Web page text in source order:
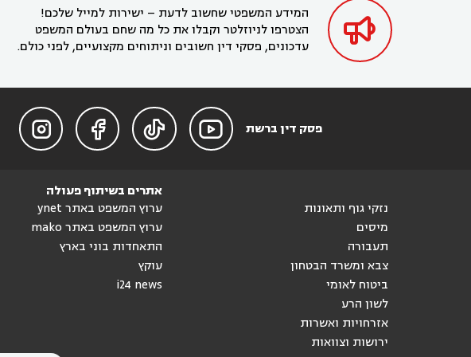

המידע המשפטי שחשוב לדעת – ישירות למייל שלכם!
הצטרפו לניוזלטר וקבלו את כל מה שחם בעולם המשפט
עדכונים, פסקי דין חשובים וניתוחים מקצועיים, לפני כולם.
פסק דין ברשת 



נזקי גוף ותאונות
מיסים
תעבורה
צבא ומשרד הבטחון
ביטוח לאומי
לשון הרע
אזרחויות ואשרות
ירושות וצוואות
אתרים בשיתוף פעולה
ערוץ המשפט באתר ynet
ערוץ המשפט באתר mako
התאחדות בוני בארץ
עוקץ
i24 news